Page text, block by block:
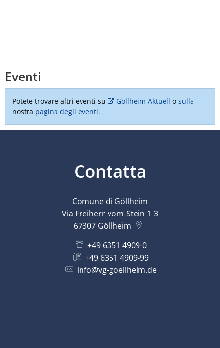
Eventi
Potete trovare altri eventi su Göllheim Aktuell o sulla
nostra pagina degli eventi.
Contatta
Comune di Göllheim
Via Freiherr-vom-Stein 1-3
67307 Göllheim
+49 6351 4909-0
+49 6351 4909-99
info@vg-goellheim.de